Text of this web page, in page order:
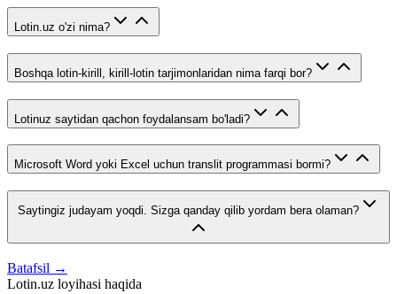
Lotin.uz o'zi nima?
Boshqa lotin-kirill, kirill-lotin tarjimonlaridan nima farqi bor?
Lotinuz saytidan qachon foydalansam bo'ladi?
Microsoft Word yoki Excel uchun translit programmasi bormi?
Saytingiz judayam yoqdi. Sizga qanday qilib yordam bera olaman?
Batafsil →
Lotin.uz loyihasi haqida